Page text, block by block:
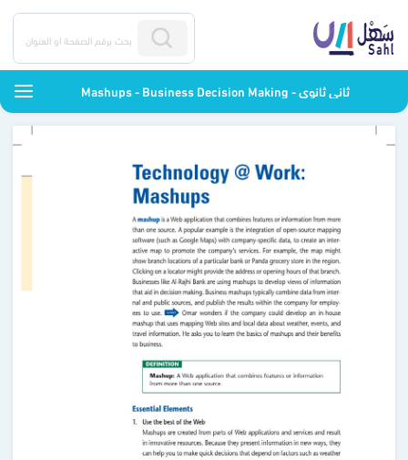
Mashups - Business Decision Making - ثاني ثانوي